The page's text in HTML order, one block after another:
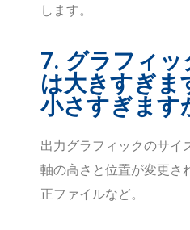
します。
7. グラフィ
は大きすぎま
小さすぎます
出力グラフィックのサイ
軸の高さと位置が変更さ
正ファイルなど。